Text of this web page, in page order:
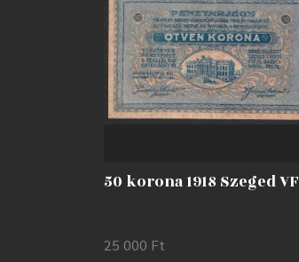
50 korona 1918 Szeged VF
25 000 Ft